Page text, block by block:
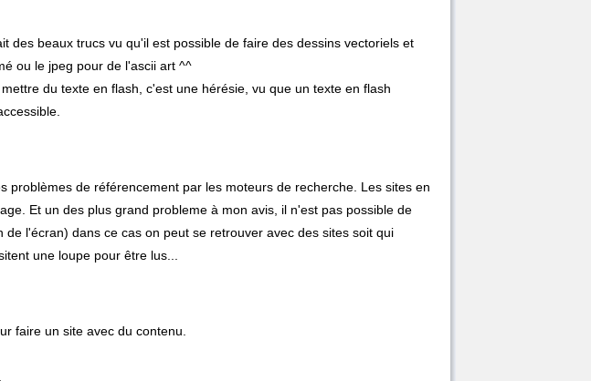
des beaux trucs vu qu'il est possible de faire des dessins vectoriels et
ou le jpeg pour de l'ascii art ^^
du texte en flash, c'est une hérésie, vu que un texte en flash
problèmes de référencement par les moteurs de recherche. Les sites en
Et un des plus grand probleme à mon avis, il n'est pas possible de
l'écran) dans ce cas on peut se retrouver avec des sites soit qui
une loupe pour être lus...
faire un site avec du contenu.